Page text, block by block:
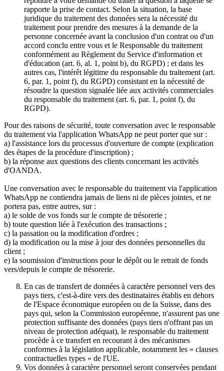
rapporte la prise de contact. Selon la situation, la base
juridique du traitement des données sera la nécessité du
traitement pour prendre des mesures à la demande de la
personne concernée avant la conclusion d'un contrat ou d'un
accord conclu entre vous et le Responsable du traitement
conformément au Règlement du Service d'information et
d'éducation (art. 6, al. 1, point b), du RGPD) ; et dans les
autres cas, l'intérêt légitime du responsable du traitement (art.
6, par. 1, point f), du RGPD) consistant en la nécessité de
résoudre la question signalée liée aux activités commerciales
du responsable du traitement (art. 6, par. 1, point f), du
RGPD).
Pour des raisons de sécurité, toute conversation avec le responsable
du traitement via l'application WhatsApp ne peut porter que sur :
a) l'assistance lors du processus d'ouverture de compte (explication
des étapes de la procédure d'inscription) ;
b) la réponse aux questions des clients concernant les activités
d'OANDA.
Une conversation avec le responsable du traitement via l'application
WhatsApp ne contiendra jamais de liens ni de pièces jointes, et ne
portera pas, entre autres, sur :
a) le solde de vos fonds sur le compte de trésorerie ;
b) toute question liée à l'exécution des transactions ;
c) la passation ou la modification d'ordres ;
d) la modification ou la mise à jour des données personnelles du
client ;
e) la soumission d'instructions pour le dépôt ou le retrait de fonds
vers/depuis le compte de trésorerie.
En cas de transfert de données à caractère personnel vers des
pays tiers, c'est-à-dire vers des destinataires établis en dehors
de l'Espace économique européen ou de la Suisse, dans des
pays qui, selon la Commission européenne, n'assurent pas une
protection suffisante des données (pays tiers n'offrant pas un
niveau de protection adéquat), le responsable du traitement
procède à ce transfert en recourant à des mécanismes
conformes à la législation applicable, notamment les « clauses
contractuelles types » de l'UE.
Vos données à caractère personnel seront conservées pendant